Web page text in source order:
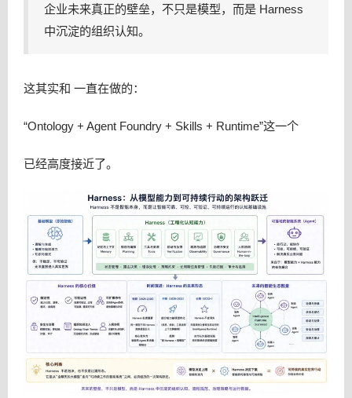
企业未来真正的壁垒，不只是模型，而是 Harness
中沉淀的组织认知。
这其实和 一直在做的：
“Ontology + Agent Foundry + Skills + Runtime”这一个
已经高度接近了。